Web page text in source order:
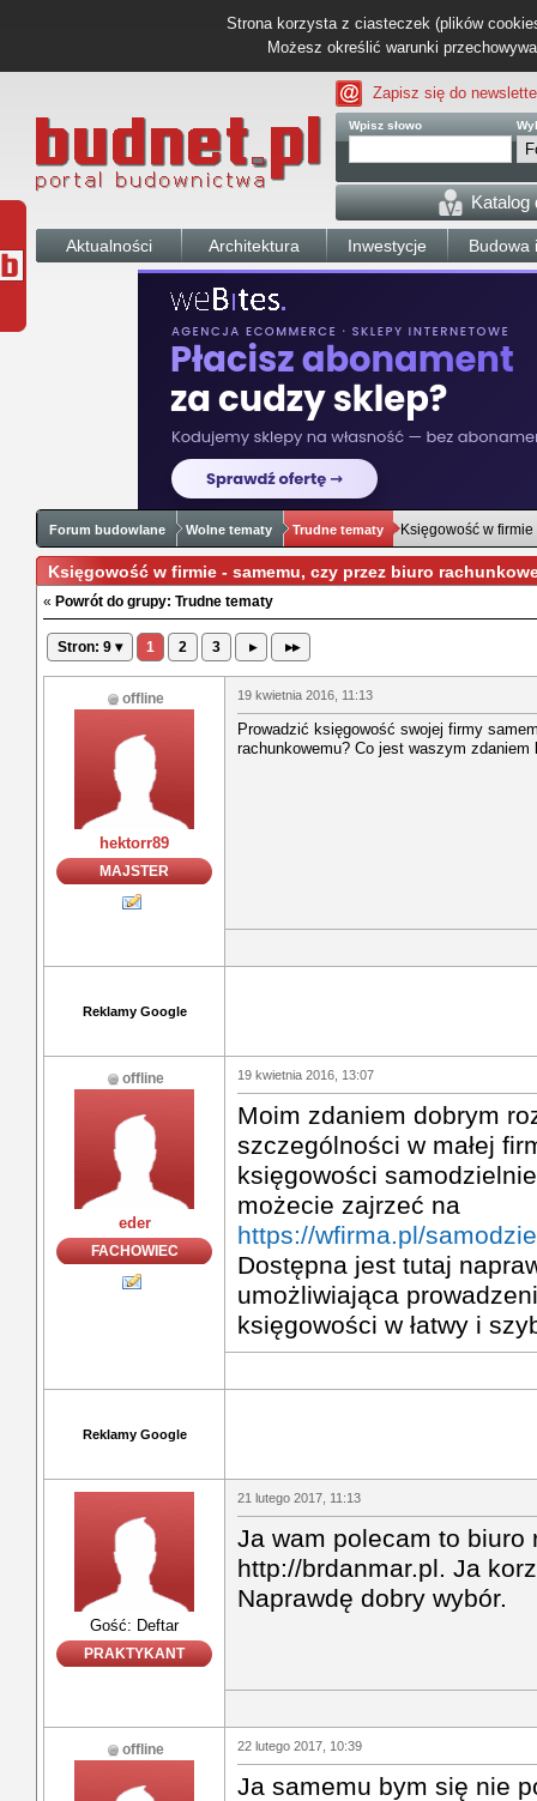
Strona korzysta z ciasteczek (plików
Możesz określić warunki
Zapisz się do
Wpisz słowo
Katalog
Aktualności Architektura Inwestycje Budowa
Forum budowlane Wolne tematy Trudne tematy Księgowość w
Księgowość w firmie - samemu, czy przez biuro
« Powrót do grupy: Trudne tematy
Stron: 9 ▾ 1 2 3 ▸ ▸▸
offline
hektorr89
MAJSTER
19 kwietnia 2016, 11:13
Prowadzić księgowość swojej firmy
rachunkowemu? Co jest waszym zdaniem
Reklamy Google
offline
eder
FACHOWIEC
19 kwietnia 2016, 13:07
Moim zdaniem dobrym
szczególności w małej
księgowości
możecie zajrzeć na
https://wfirma.pl/
Dostępna jest tutaj
umożliwiająca
księgowości w łatwy i
Reklamy Google
Gość: Deftar
PRAKTYKANT
21 lutego 2017, 11:13
Ja wam polecam to biuro
http://brdanmar.pl. Ja
Naprawdę dobry wybór.
offline 22 lutego 2017, 10:39
Ja samemu bym się nie